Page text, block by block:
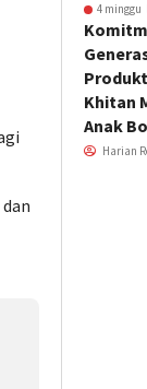
4 minggu
Khitan
Anak
Harian